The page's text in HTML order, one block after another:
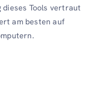
Tools vertraut
am besten auf